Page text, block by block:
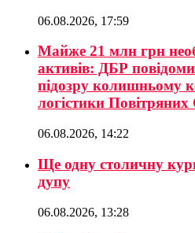
06.08.2026, 17:59
Майже 21 млн грн
активів: ДБР
підозру колишньому
логістики
06.08.2026, 14:22
Ще одну столичну
дупу
06.08.2026, 13:28